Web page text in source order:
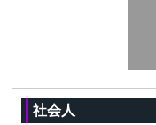
社会人